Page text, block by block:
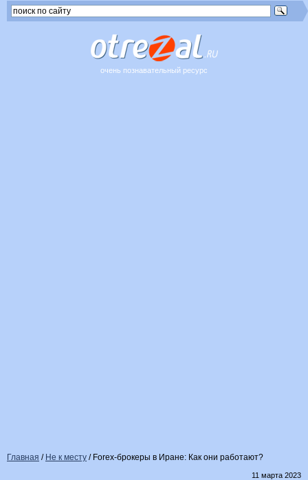
очень познавательный ресурс
Главная / Не к месту / Forex-брокеры в Иране: Как они работают?
11 марта 2023